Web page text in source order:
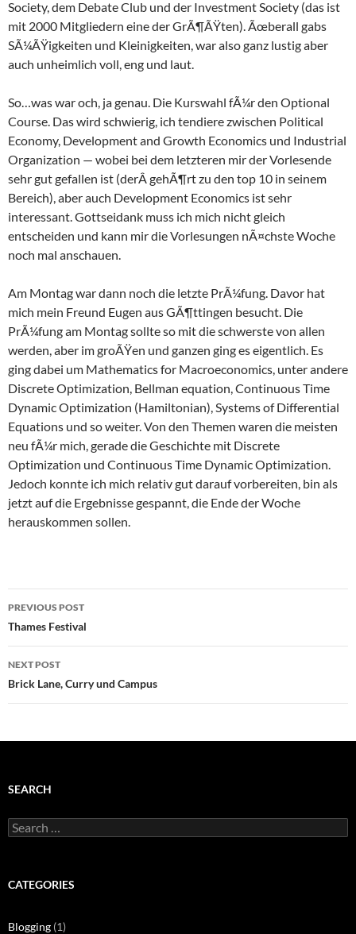
Society, dem Debate Club und der Investment Society (das ist
mit 2000 Mitgliedern eine der GrÃ¶ÃŸten). Ãœberall gabs
SÃ¼ÃŸigkeiten und Kleinigkeiten, war also ganz lustig aber
auch unheimlich voll, eng und laut.
So…was war och, ja genau. Die Kurswahl fÃ¼r den Optional
Course. Das wird schwierig, ich tendiere zwischen Political
Economy, Development and Growth Economics und Industrial
Organization — wobei bei dem letzteren mir der Vorlesende
sehr gut gefallen ist (derÂ gehÃ¶rt zu den top 10 in seinem
Bereich), aber auch Development Economics ist sehr
interessant. Gottseidank muss ich mich nicht gleich
entscheiden und kann mir die Vorlesungen nÃ¤chste Woche
noch mal anschauen.
Am Montag war dann noch die letzte PrÃ¼fung. Davor hat
mich mein Freund Eugen aus GÃ¶ttingen besucht. Die
PrÃ¼fung am Montag sollte so mit die schwerste von allen
werden, aber im groÃŸen und ganzen ging es eigentlich. Es
ging dabei um Mathematics for Macroeconomics, unter andere
Discrete Optimization, Bellman equation, Continuous Time
Dynamic Optimization (Hamiltonian), Systems of Differential
Equations und so weiter. Von den Themen waren die meisten
neu fÃ¼r mich, gerade die Geschichte mit Discrete
Optimization und Continuous Time Dynamic Optimization.
Jedoch konnte ich mich relativ gut darauf vorbereiten, bin als
jetzt auf die Ergebnisse gespannt, die Ende der Woche
herauskommen sollen.
Post
navigation
PREVIOUS POST
Thames Festival
NEXT POST
Brick Lane, Curry und Campus
SEARCH
Search
for:
CATEGORIES
Blogging (1)